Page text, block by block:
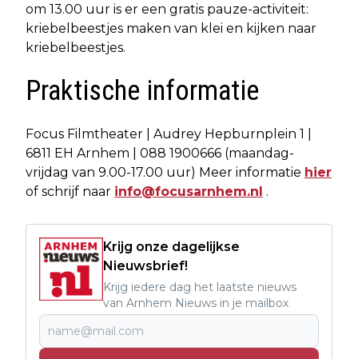
om 13.00 uur is er een gratis pauze-activiteit:
kriebelbeestjes maken van klei en kijken naar
kriebelbeestjes.
Praktische informatie
Focus Filmtheater | Audrey Hepburnplein 1 |
6811 EH Arnhem | 088 1900666 (maandag-
vrijdag van 9.00-17.00 uur) Meer informatie hier
of schrijf naar info@focusarnhem.nl .
Krijg onze dagelijkse
Nieuwsbrief!
Krijg iedere dag het laatste nieuws
van Arnhem Nieuws in je mailbox